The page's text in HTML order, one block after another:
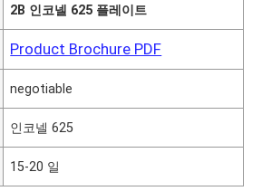
2B 인코넬 625 플레이트
Product Brochure PDF
negotiable
인코넬 625
15-20 일